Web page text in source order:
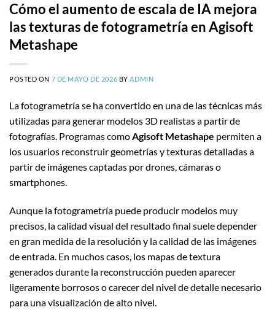
Cómo el aumento de escala de IA mejora
las texturas de fotogrametría en Agisoft
Metashape
POSTED ON 7 DE MAYO DE 2026 BYADMIN
La fotogrametría se ha convertido en una de las técnicas más
utilizadas para generar modelos 3D realistas a partir de
fotografías. Programas comoAgisoft Metashape permiten a
los usuarios reconstruir geometrías y texturas detalladas a
partir de imágenes captadas por drones, cámaras o
smartphones.
Aunque la fotogrametría puede producir modelos muy
precisos, la calidad visual del resultado final suele depender
en gran medida de la resolución y la calidad de las imágenes
de entrada. En muchos casos, los mapas de textura
generados durante la reconstrucción pueden aparecer
ligeramente borrosos o carecer del nivel de detalle necesario
para una visualización de alto nivel.